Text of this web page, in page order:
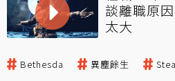
談離職原
太大
Bethesda 異塵餘生